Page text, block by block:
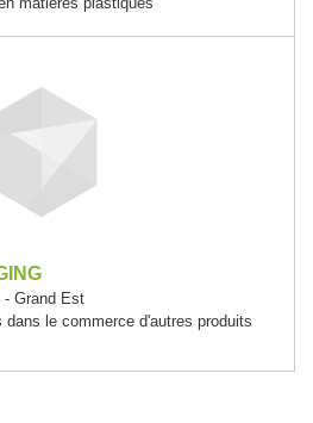
- Grand Est
dans le commerce d'autres produits